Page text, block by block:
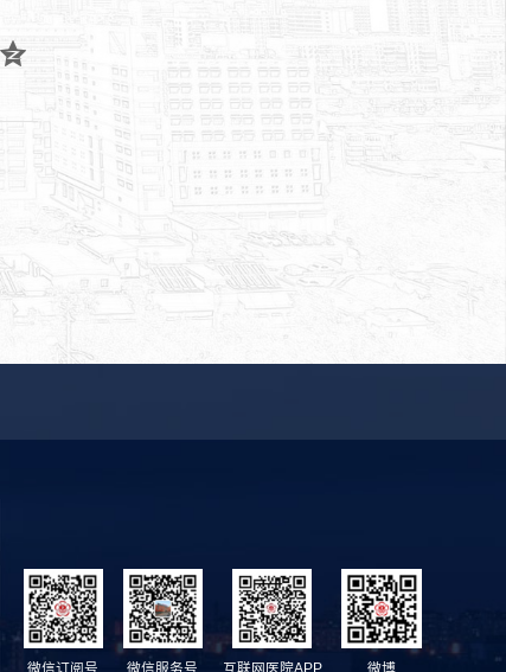
微信订阅号 微信服务号 互联网医院APP 微博